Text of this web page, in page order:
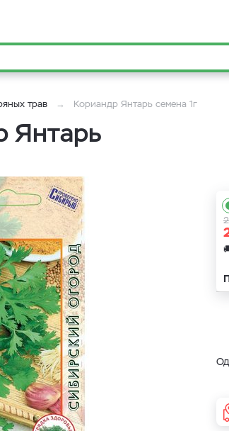
трав Кориандр Янтарь семена 1г
Янтарь